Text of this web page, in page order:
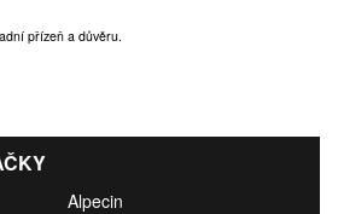
přízeň a důvěru.
Alpecin